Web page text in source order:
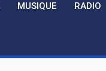
MUSIQUE RADIO